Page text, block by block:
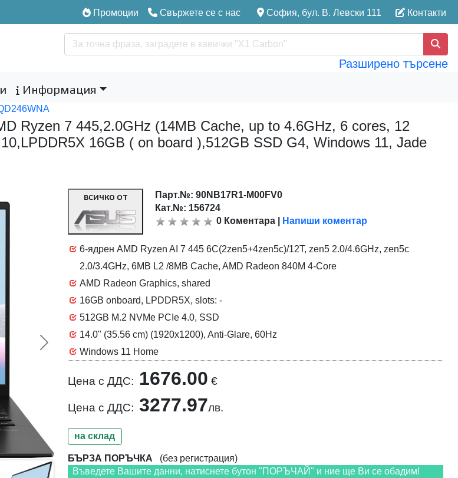
Промоции Свържете се с нас София, бул. В. Левски 111 Контакти
Разширено търсене
Информация
Ryzen 7 445,2.0GHz (14MB Cache, up to 4.6GHz, 6 cores, 12
16GB ( on board ),512GB SSD G4, Windows 11, Jade
Следваща >>
ВСИЧКО ОТ Парт.№: 90NB17R1-M00FV0
Кат.№: 156724
0 Коментара Напиши коментар
6-ядрен AMD Ryzen AI 7 445 6C(2zen5+4zen5c)/12T, zen5 2.0/4.6GHz, zen5c
2.0/3.4GHz, 6MB L2 /8MB Cache, AMD Radeon 840M 4-Core
AMD Radeon Graphics, shared
16GB onboard, LPDDR5X, slots: -
512GB M.2 NVMe PCIe 4.0, SSD
14.0" (35.56 cm) (1920x1200), Anti-Glare, 60Hz
Windows 11 Home
Цена с ДДС: 1676.00 €
Цена с ДДС: 3277.97лв.
на склад
БЪРЗА ПОРЪЧКА (без регистрация)
Въведете Вашите данни, натиснете бутон "ПОРЪЧАЙ" и ние ще Ви се обадим!